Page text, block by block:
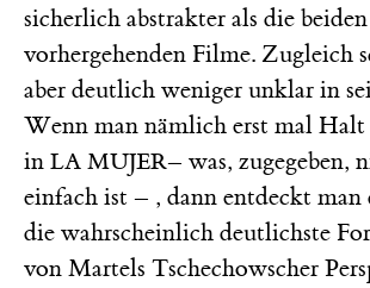
sicherlich abstrakter als die beiden
vorhergehenden Filme. Zugleich
aber deutlich weniger unklar in
Wenn man nämlich erst mal Halt
in LA MUJER– was, zugegeben,
einfach ist – , dann entdeckt man
die wahrscheinlich deutlichste
von Martels Tschechowscher